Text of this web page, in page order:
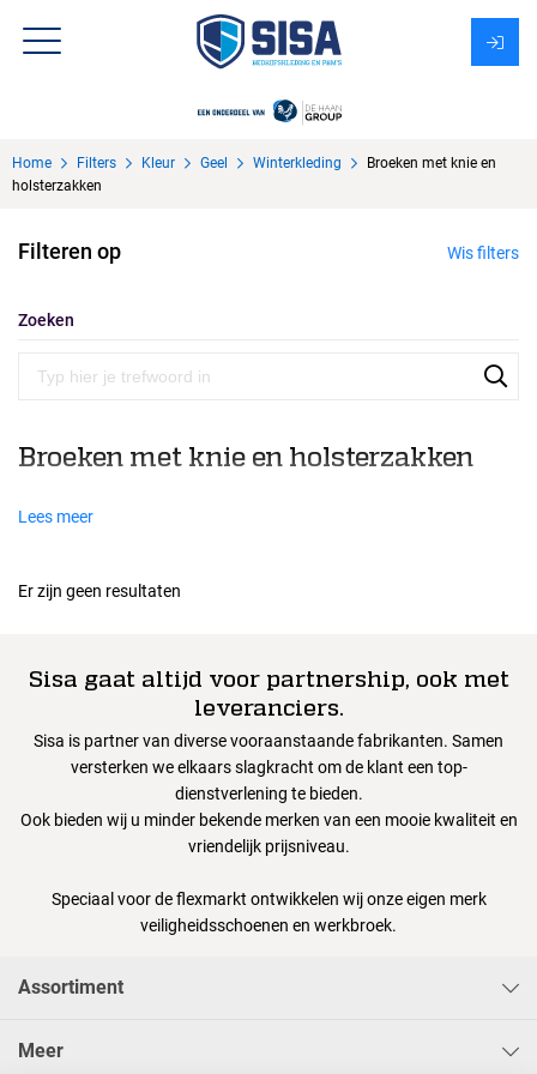
Over Sisa
Home Filters Kleur Geel Winterkleding
Broeken met knie en
holsterzakken
Filteren op Wis filters
Zoeken
Broeken met knie en holsterzakken
Lees meer
Er zijn geen resultaten
Sisa gaat altijd voor partnership, ook met
leveranciers.
Sisa is partner van diverse vooraanstaande fabrikanten. Samen
versterken we elkaars slagkracht om de klant een top-
dienstverlening te bieden.
Ook bieden wij u minder bekende merken van een mooie kwaliteit en
vriendelijk prijsniveau.
Speciaal voor de flexmarkt ontwikkelen wij onze eigen merk
veiligheidsschoenen en werkbroek.
Assortiment
Meer